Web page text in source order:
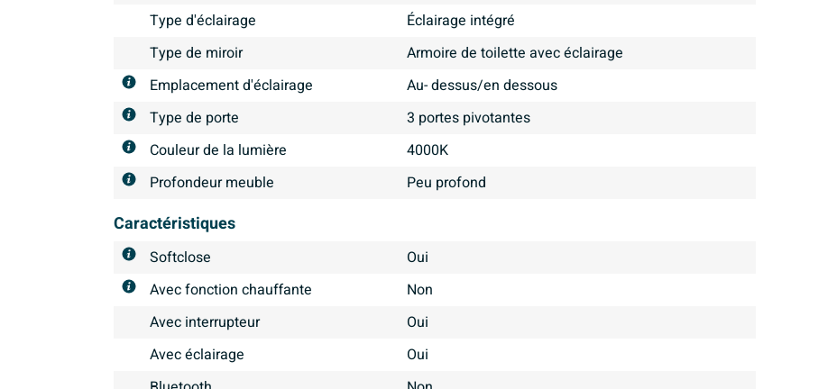
Type d'éclairage
éclairage intégré
Type de miroir
Armoire de toilette avec éclairage
Emplacement d'éclairage
Au- dessus/en dessous
Type de porte
3 portes pivotantes
Couleur de la lumière
4000K
Profondeur meuble
Peu profond
Caractéristiques
Softclose
Oui
Avec fonction chauffante
Non
Avec interrupteur
Oui
Avec éclairage
Oui